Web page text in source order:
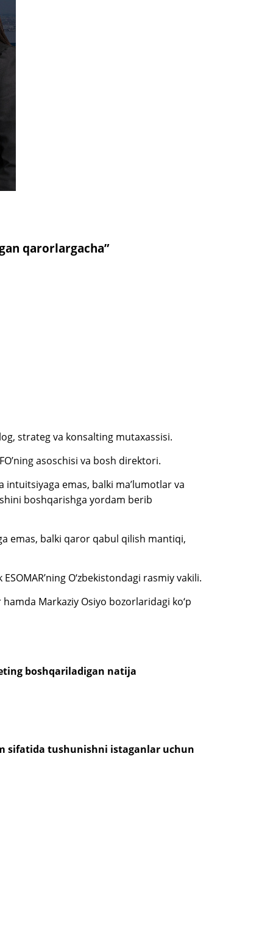
qarorlargacha”
strateg va konsalting mutaxassisi.
asoschisi va bosh direktori.
emas, balki ma’lumotlar va
boshqarishga yordam berib
emas, balki qaror qabul qilish mantiqi,
O‘zbekistondagi rasmiy vakili.
Markaziy Osiyo bozorlaridagi ko‘p
boshqariladigan natija
sifatida tushunishni istaganlar uchun